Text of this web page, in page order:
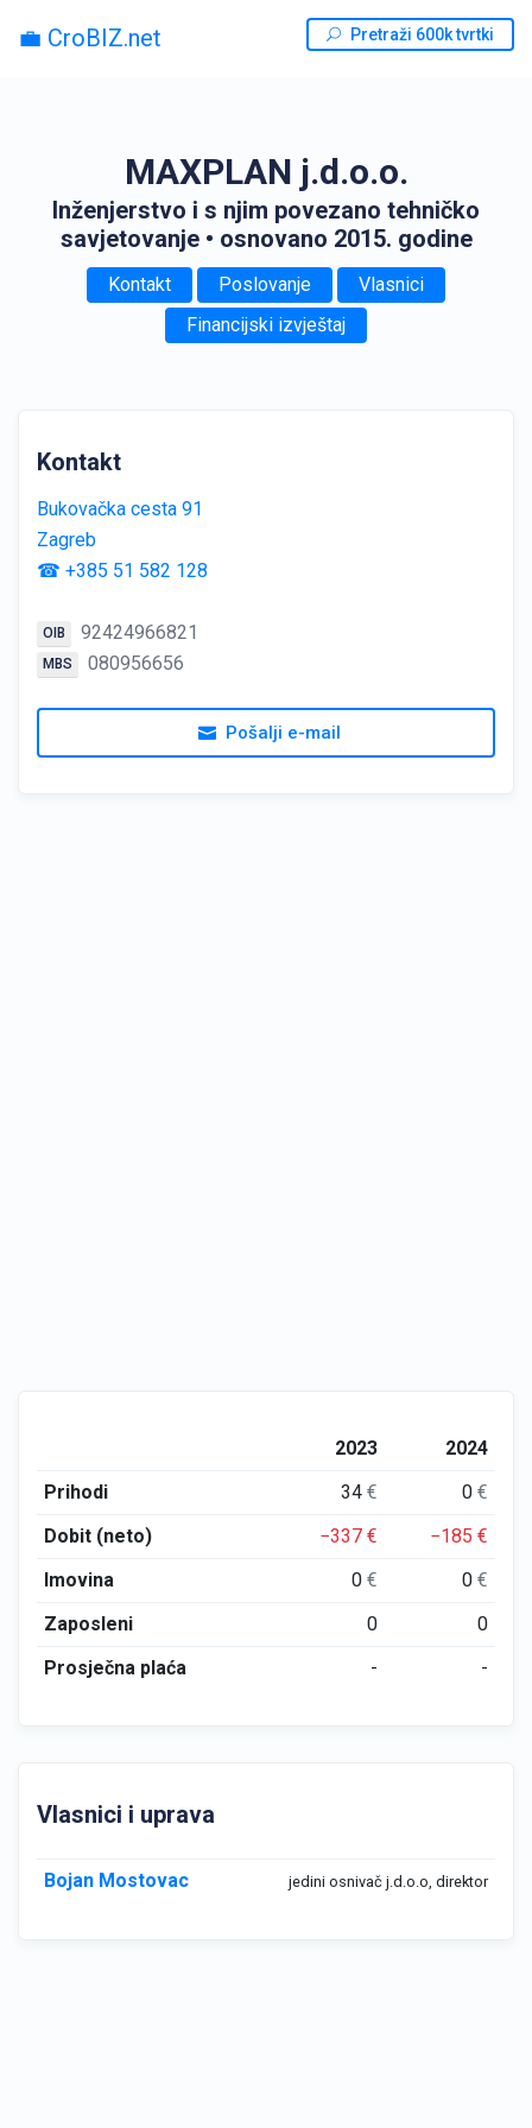
💼 CroBIZ.net Pretraži 600k tvrtki
MAXPLAN j.d.o.o.
Inženjerstvo i s njim povezano tehničko
savjetovanje • osnovano 2015. godine
Kontakt Poslovanje
Vlasnici
Financijski izvještaj
Kontakt
Bukovačka cesta 91
Zagreb
☎ +385 51 582 128
OIB 92424966821
MBS 080956656
Pošalji e-mail
2023
2024
Prihodi
34€ 0€
Dobit (neto)
−337€ −185€
Imovina
0€ 0€
Zaposleni
0
0
Prosječna plaća
- -
Vlasnici i uprava
Bojan Mostovac jedini osnivač j.d.o.o, direktor